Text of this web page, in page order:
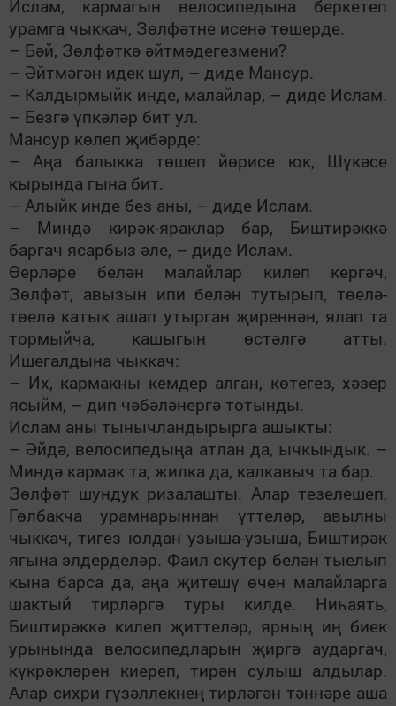
Ислам, кармагын велосипедына беркетеп
урамга чыккач, Зөлфәтне исенә төшерде.
– Бәй, Зөлфәткә әйтмәдегезмени?
– Әйтмәгән идек шул, – диде Мансур.
– Калдырмыйк инде, малайлар, – диде Ислам.
– Безгә үпкәләр бит ул.
Мансур көлеп җибәрде:
– Аңа балыкка төшеп йөрисе юк, Шүкәсе
кырында гына бит.
– Алыйк инде без аны, – диде Ислам.
– Миндә кирәк-яраклар бар, Биштирәккә
баргач ясарбыз әле, – диде Ислам.
Өерләре белән малайлар килеп кергәч,
Зөлфәт, авызын ипи белән тутырып, төелә-
төелә катык ашап утырган җиреннән, ялап та
тормыйча, кашыгын өстәлгә атты.
Ишегалдына чыккач:
– Их, кармакны кемдер алган, көтегез, хәзер
ясыйм, – дип чәбәләнергә тотынды.
Ислам аны тынычландырырга ашыкты:
– Әйдә, велосипедыңа атлан да, ычкындык. –
Миндә кармак та, жилка да, калкавыч та бар.
Зөлфәт шундук ризалашты. Алар тезелешеп,
Гөлбакча урамнарыннан үттеләр, авылны
чыккач, тигез юлдан узыша-узыша, Биштирәк
ягына элдерделәр. Фаил скутер белән тыелып
кына барса да, аңа җитешү өчен малайларга
шактый тирләргә туры килде. Ниһаять,
Биштирәккә килеп җиттеләр, ярның иң биек
урынында велосипедларын җиргә аударгач,
күкрәкләрен киереп, тирән сулыш алдылар.
Алар сихри гүзәллекнең тирләгән тәннәре аша